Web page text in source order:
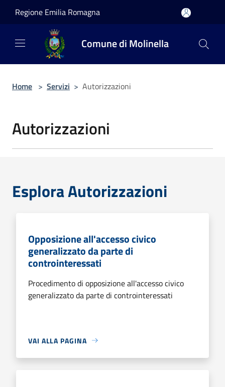
Regione Emilia Romagna
Comune di Molinella
Home > Servizi > Autorizzazioni
Autorizzazioni
Esplora Autorizzazioni
Opposizione all'accesso civico
generalizzato da parte di
controinteressati
Procedimento di opposizione all'accesso civico
generalizzato da parte di controinteressati
VAI ALLA PAGINA